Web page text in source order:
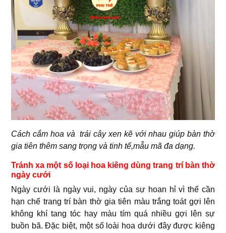
Cách cắm hoa và trái cây xen kẽ với nhau giúp bàn thờ
gia tiên thêm sang trọng và tinh tế,mẫu mã đa dạng.
Tránh xa một số loại hoa kiêng dùng trang trí bàn thờ
ngày cưới
Ngày cưới là ngày vui, ngày của sự hoan hỉ vì thế cần
hạn chế trang trí bàn thờ gia tiên màu trắng toát gợi lên
không khí tang tóc hay màu tím quá nhiều gợi lên sự
buồn bã. Đặc biệt, một số loài hoa dưới đây được kiêng